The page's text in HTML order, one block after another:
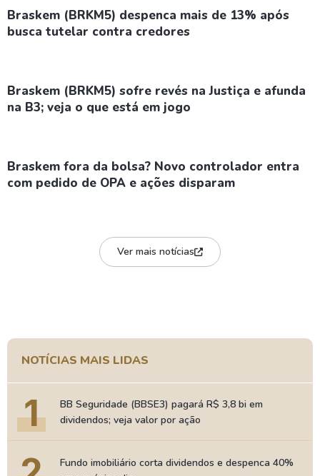
Braskem (BRKM5) despenca mais de 13% após
busca tutelar contra credores
Braskem (BRKM5) sofre revés na Justiça e afunda
na B3; veja o que está em jogo
Braskem fora da bolsa? Novo controlador entra
com pedido de OPA e ações disparam
Ver mais notícias
NOTÍCIAS MAIS LIDAS
1
BB Seguridade (BBSE3) pagará R$ 3,8 bi em
dividendos; veja valor por ação
Fundo imobiliário corta dividendos e despenca 40%